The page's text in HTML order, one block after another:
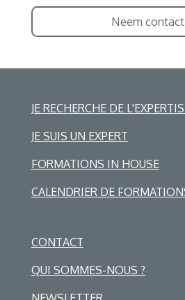
Neem
JE RECHERCHE DE
JE SUIS UN EXPERT
FORMATIONS IN HOUSE
CALENDRIER DE
CONTACT
QUI SOMMES-NOUS ?